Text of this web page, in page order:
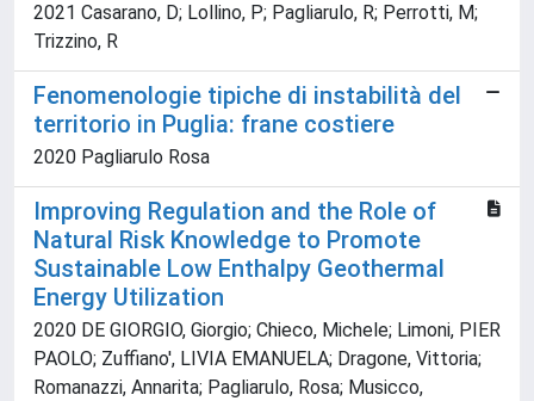
2021 Casarano, D; Lollino, P; Pagliarulo, R; Perrotti, M;
Trizzino, R
Fenomenologie tipiche di instabilità del
territorio in Puglia: frane costiere
2020 Pagliarulo Rosa
Improving Regulation and the Role of
Natural Risk Knowledge to Promote
Sustainable Low Enthalpy Geothermal
Energy Utilization
2020 DE GIORGIO, Giorgio; Chieco, Michele; Limoni, PIER
PAOLO; Zuffiano', LIVIA EMANUELA; Dragone, Vittoria;
Romanazzi, Annarita; Pagliarulo, Rosa; Musicco,